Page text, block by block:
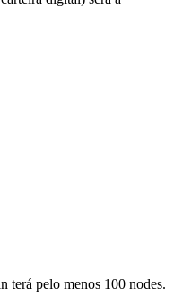
terá pelo menos 100 nodes.